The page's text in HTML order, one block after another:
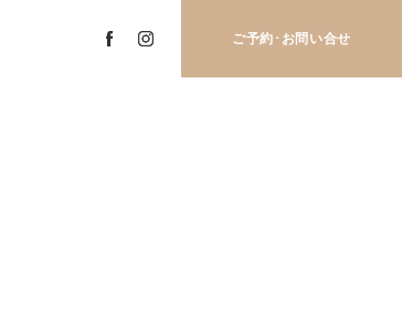
ご予約･ お問い合せ